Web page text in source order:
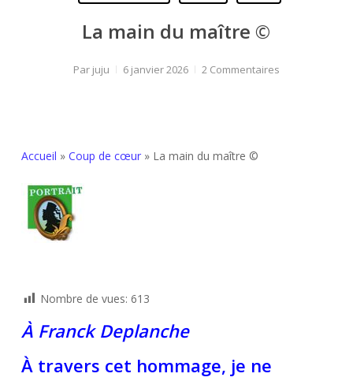
La main du maître ©
Par juju 6 janvier 2026 2 Commentaires
Accueil » Coup de cœur» La main du maître ©
Nombre de vues: 613
À Franck Deplanche
À travers cet hommage, je ne